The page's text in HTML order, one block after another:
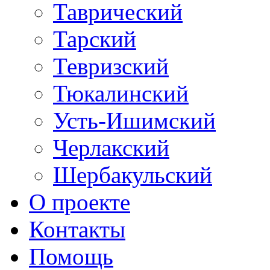
Таврический
Тарский
Тевризский
Тюкалинский
Усть-Ишимский
Черлакский
Шербакульский
О проекте
Контакты
Помощь